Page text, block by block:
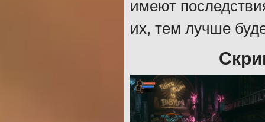
имеют
их, тем лучше